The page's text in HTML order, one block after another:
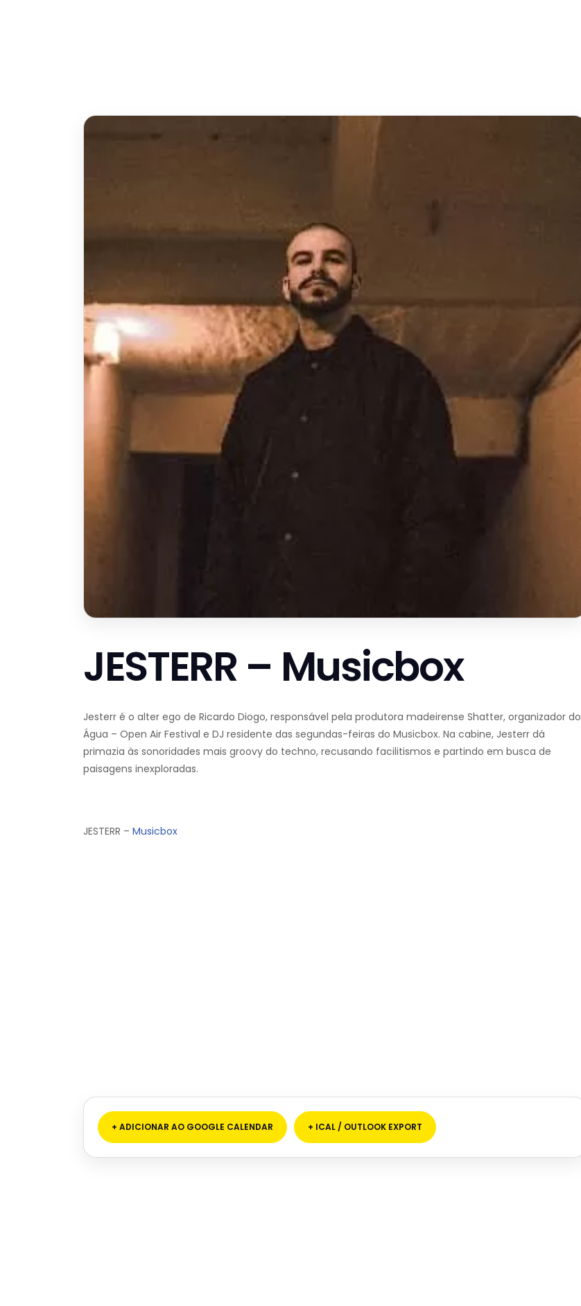
JESTERR – Musicbox
Jesterr é o alter ego de Ricardo Diogo, responsável pela produtora madeirense Shatter, organizador do
Água – Open Air Festival e DJ residente das segundas-feiras do Musicbox. Na cabine, Jesterr dá
primazia às sonoridades mais groovy do techno, recusando facilitismos e partindo em busca de
paisagens inexploradas.
JESTERR – Musicbox
+ ADICIONAR AO GOOGLE CALENDAR + ICAL / OUTLOOK EXPORT